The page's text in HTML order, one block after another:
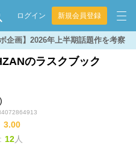
ログイン 新規会員登録
企画】2026年上半期話題作を考察
のラスクブック
3.00
12人